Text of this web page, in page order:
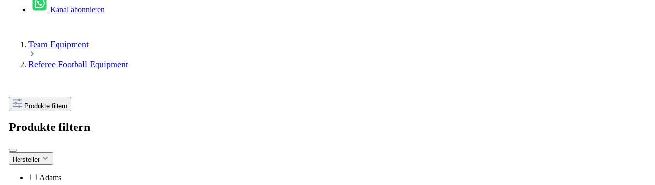
Kanal abonnieren
Team Equipment
Referee Football Equipment
Produkte filtern
Produkte filtern
Hersteller
Adams